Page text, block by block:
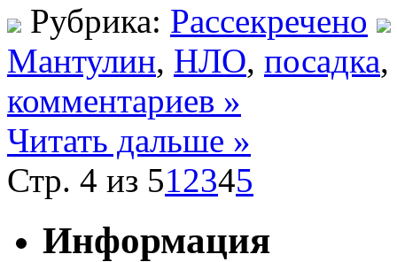
Рубрика: Рассекречено
Мантулин, НЛО, посадка,
комментариев »
Читать дальше »
Стр. 4 из 51 2345
Информация